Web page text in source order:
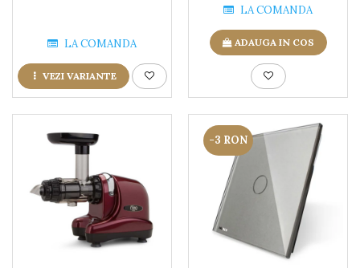
LA COMANDA
VEZI VARIANTE
LA COMANDA
ADAUGA IN COS
-3 RON